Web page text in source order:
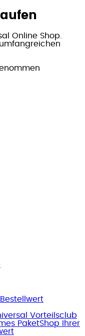
Online Shop.
Vorteilsclub
PaketShop Ihrer